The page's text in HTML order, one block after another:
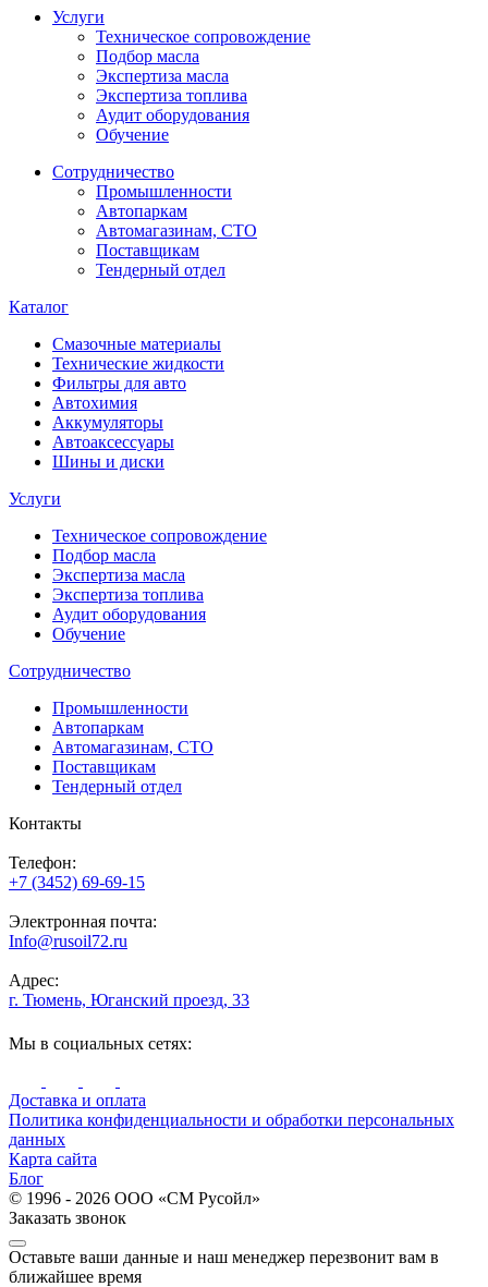
Услуги
Техническое сопровождение
Подбор масла
Экспертиза масла
Экспертиза топлива
Аудит оборудования
Обучение
Сотрудничество
Промышленности
Автопаркам
Автомагазинам, СТО
Поставщикам
Тендерный отдел
Каталог
Смазочные материалы
Технические жидкости
Фильтры для авто
Автохимия
Аккумуляторы
Автоаксессуары
Шины и диски
Услуги
Техническое сопровождение
Подбор масла
Экспертиза масла
Экспертиза топлива
Аудит оборудования
Обучение
Сотрудничество
Промышленности
Автопаркам
Автомагазинам, СТО
Поставщикам
Тендерный отдел
Контакты
Телефон:
+7 (3452) 69-69-15
Электронная почта:
Info@rusoil72.ru
Адрес:
г. Тюмень, Юганский проезд, 33
Мы в социальных сетях:
Доставка и оплата
Политика конфиденциальности и обработки персональных
данных
Карта сайта
Блог
© 1996 - 2026 ООО «СМ Русойл»
Заказать звонок
Оставьте ваши данные и наш менеджер перезвонит вам в
ближайшее время